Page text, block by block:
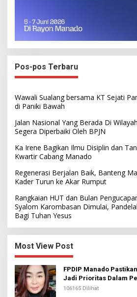
Pos-pos Terbaru
Wawali Sualang bersama KT Sejati
di Paniki Bawah
Jalan Nasional Yang Berada Di
Segera Diperbaiki Oleh BPJN
Ka Irene Bagikan Ilmu Disiplin dan
Kwartir Cabang Manado
Regenerasi Berjalan Baik, Banteng
Kader Turun ke Akar Rumput
Rangkaian HUT dan Bulan
Syalom Karombasan Dimulai,
Bagi Tuhan Yesus
Most View Post
FPDIP Manado
Jadi Prioritas Dalam
106165 Dilihat